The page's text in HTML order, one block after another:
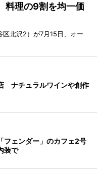
理の9割を均一価
北沢2）が7月15日、オー
ナチュラルワインや創作
フェンダー」のカフェ2号
装で